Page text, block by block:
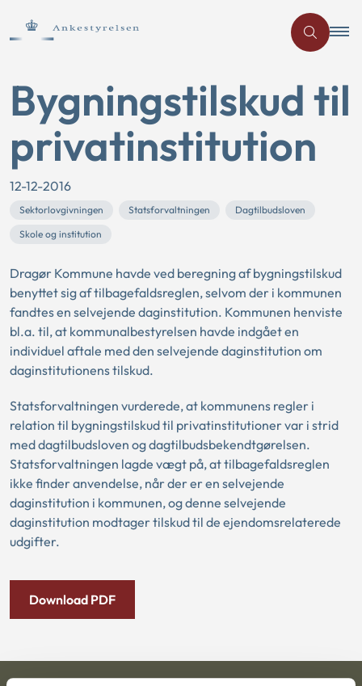
Bygningstilskud til
privatinstitution
12-12-2016
Sektorlovgivningen Statsforvaltningen
Dagtilbudsloven
Skole og institution
Dragør Kommune havde ved beregning af bygningstilskud
benyttet sig af tilbagefaldsreglen, selvom der i kommunen
fandtes en selvejende daginstitution. Kommunen henviste
bl.a. til, at kommunalbestyrelsen havde indgået en
individuel aftale med den selvejende daginstitution om
daginstitutionens tilskud.
Statsforvaltningen vurderede, at kommunens regler i
relation til bygningstilskud til privatinstitutioner var i strid
med dagtilbudsloven og dagtilbudsbekendtgørelsen.
Statsforvaltningen lagde vægt på, at tilbagefaldsreglen
ikke finder anvendelse, når der er en selvejende
daginstitution i kommunen, og denne selvejende
daginstitution modtager tilskud til de ejendomsrelaterede
udgifter.
Download PDF